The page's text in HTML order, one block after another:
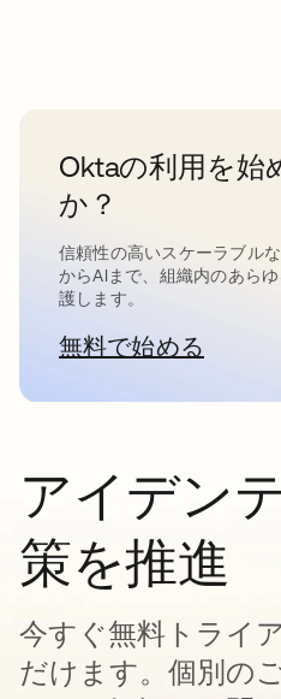
Oktaの利用を始
か？
信頼性の高いスケーラブル
からAIまで、組織内のあら
護します。
無料で始める
新しいタブで
アイデン
策を推進
今すぐ無料トライ
だけます。個別の